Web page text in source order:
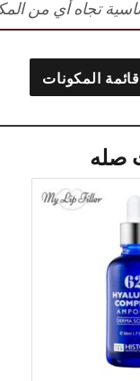
تجاه أي من
المكونات
صله